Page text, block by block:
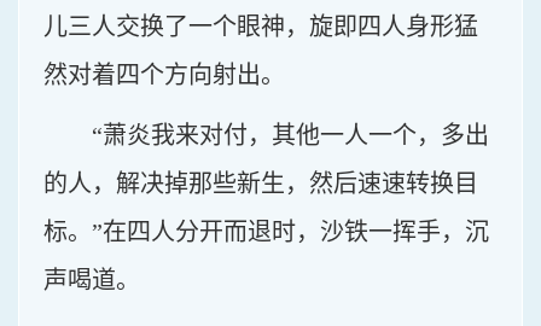
儿三人交换了一个眼神，旋即四人身形猛
然对着四个方向射出。
“萧炎我来对付，其他一人一个，多出
的人，解决掉那些新生，然后速速转换目
标。”在四人分开而退时，沙铁一挥手，沉
声喝道。